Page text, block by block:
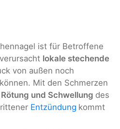
ist für Betroffene
lokale stechende
von außen noch
Mit den Schmerzen
Rötung und Schwellung des
Entzündung kommt